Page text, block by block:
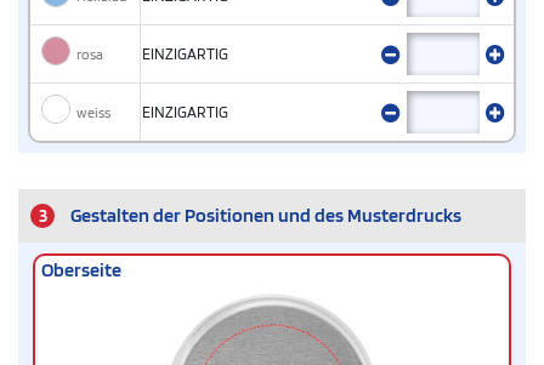
rosa EINZIGARTIG
weiss EINZIGARTIG
3 Gestalten der Positionen und des Musterdrucks
Oberseite